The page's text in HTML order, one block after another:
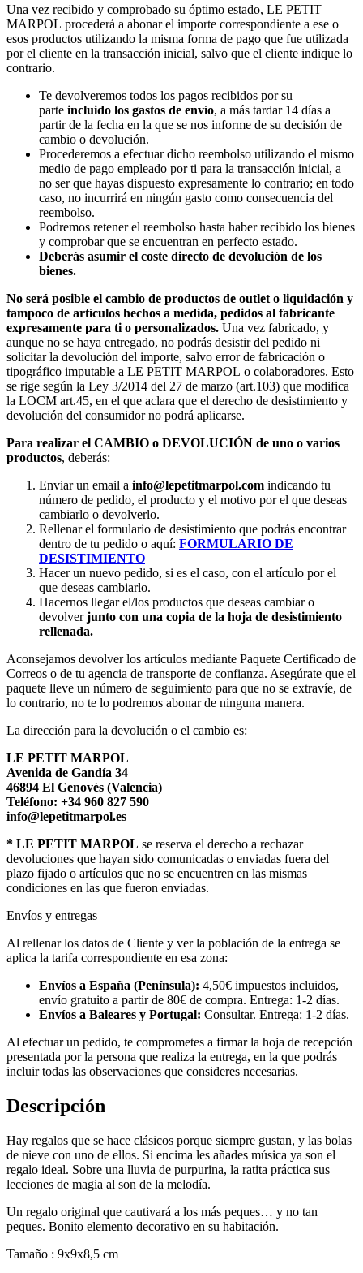
Una vez recibido y comprobado su óptimo estado, LE PETIT
MARPOL procederá a abonar el importe correspondiente a ese o
esos productos utilizando la misma forma de pago que fue utilizada
por el cliente en la transacción inicial, salvo que el cliente indique lo
contrario.
Te devolveremos todos los pagos recibidos por su
parte incluido los gastos de envío, a más tardar 14 días a
partir de la fecha en la que se nos informe de su decisión de
cambio o devolución.
Procederemos a efectuar dicho reembolso utilizando el mismo
medio de pago empleado por ti para la transacción inicial, a
no ser que hayas dispuesto expresamente lo contrario; en todo
caso, no incurrirá en ningún gasto como consecuencia del
reembolso.
Podremos retener el reembolso hasta haber recibido los bienes
y comprobar que se encuentran en perfecto estado.
Deberás asumir el coste directo de devolución de los
bienes.
No será posible el cambio de productos de outlet o liquidación y
tampoco de artículos hechos a medida, pedidos al fabricante
expresamente para ti o personalizados. Una vez fabricado, y
aunque no se haya entregado, no podrás desistir del pedido ni
solicitar la devolución del importe, salvo error de fabricación o
tipográfico imputable a LE PETIT MARPOL o colaboradores. Esto
se rige según la Ley 3/2014 del 27 de marzo (art.103) que modifica
la LOCM art.45, en el que aclara que el derecho de desistimiento y
devolución del consumidor no podrá aplicarse.
Para realizar el CAMBIO o DEVOLUCIÓN de uno o varios
productos, deberás:
Enviar un email a info@lepetitmarpol.com indicando tu
número de pedido, el producto y el motivo por el que deseas
cambiarlo o devolverlo.
Rellenar el formulario de desistimiento que podrás encontrar
dentro de tu pedido o aquí: FORMULARIO DE
DESISTIMIENTO
Hacer un nuevo pedido, si es el caso, con el artículo por el
que deseas cambiarlo.
Hacernos llegar el/los productos que deseas cambiar o
devolverjunto con una copia de la hoja de desistimiento
rellenada.
Aconsejamos devolver los artículos mediante Paquete Certificado de
Correos o de tu agencia de transporte de confianza. Asegúrate que el
paquete lleve un número de seguimiento para que no se extravíe, de
lo contrario, no te lo podremos abonar de ninguna manera.
La dirección para la devolución o el cambio es:
LE PETIT MARPOL
Avenida de Gandía 34
46894 El Genovés (Valencia)
Teléfono: +34 960 827 590
info@lepetitmarpol.es
* LE PETIT MARPOL se reserva el derecho a rechazar
devoluciones que hayan sido comunicadas o enviadas fuera del
plazo fijado o artículos que no se encuentren en las mismas
condiciones en las que fueron enviadas.
Envíos y entregas
Al rellenar los datos de Cliente y ver la población de la entrega se
aplica la tarifa correspondiente en esa zona:
Envíos a España (Península): 4,50€ impuestos incluidos,
envío gratuito a partir de 80€ de compra. Entrega: 1-2 días.
Envíos a Baleares y Portugal: Consultar. Entrega: 1-2 días.
Al efectuar un pedido, te comprometes a firmar la hoja de recepción
presentada por la persona que realiza la entrega, en la que podrás
incluir todas las observaciones que consideres necesarias.
Descripción
Hay regalos que se hace clásicos porque siempre gustan, y las bolas
de nieve con uno de ellos. Si encima les añades música ya son el
regalo ideal. Sobre una lluvia de purpurina, la ratita práctica sus
lecciones de magia al son de la melodía.
Un regalo original que cautivará a los más peques… y no tan
peques. Bonito elemento decorativo en su habitación.
Tamaño : 9x9x8,5 cm